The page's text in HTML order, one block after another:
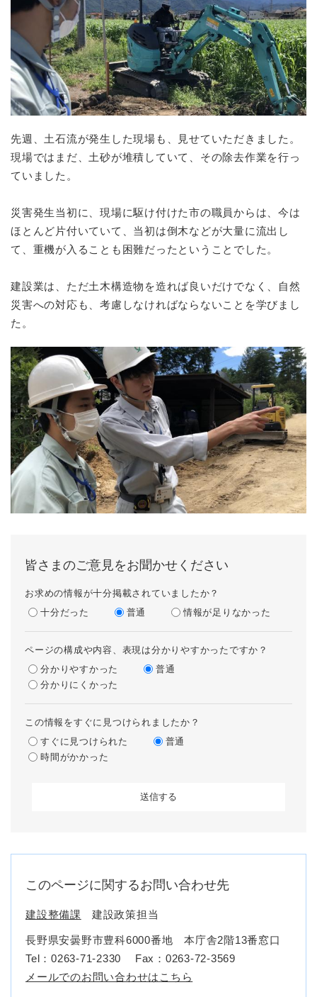
先週、土石流が発生した現場も、見せていただきました。
現場ではまだ、土砂が堆積していて、その除去作業を行っ
ていました。
災害発生当初に、現場に駆け付けた市の職員からは、今は
ほとんど片付いていて、当初は倒木などが大量に流出し
て、重機が入ることも困難だったということでした。
建設業は、ただ土木構造物を造れば良いだけでなく、自然
災害への対応も、考慮しなければならないことを学びまし
た。
皆さまのご意見をお聞かせください
お求めの情報が十分掲載されていましたか？
十分だった
普通 情報が足りなかった
ページの構成や内容、表現は分かりやすかったですか？
分かりやすかった
普通
分かりにくかった
この情報をすぐに見つけられましたか？
すぐに見つけられた
普通
時間がかかった
このページに関するお問い合わせ先
建設整備課 建設政策担当
長野県安曇野市豊科6000番地 本庁舎2階13番窓口
Tel：0263-71-2330
Fax：0263-72-3569
メールでのお問い合わせはこちら